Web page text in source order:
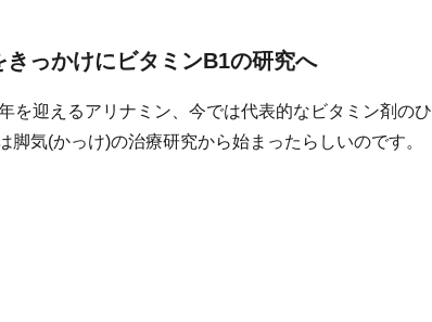
きっかけにビタミンB1の研究へ
を迎えるアリナミン、今では代表的なビタミン剤の
脚気(かっけ)の治療研究から始まったらしいのです。